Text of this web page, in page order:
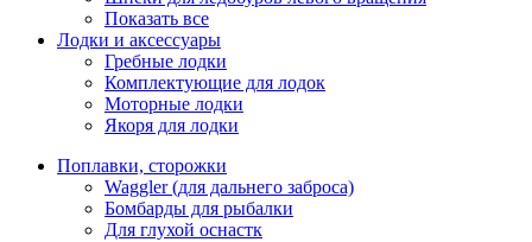
Показать все
Лодки и аксессуары
Гребные лодки
Комплектующие для лодок
Моторные лодки
Якоря для лодки
Поплавки, сторожки
Waggler (для дальнего заброса)
Бомбарды для рыбалки
Для глухой оснастк